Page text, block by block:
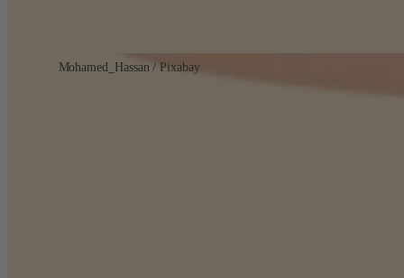
Mohamed_Hassan / Pixabay